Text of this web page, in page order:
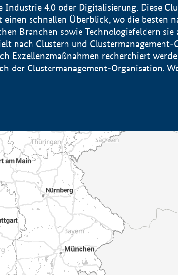
4.0 oder Digitalisierung. Diese
schnellen Überblick, wo die besten
Branchen sowie Technologiefeldern sie
nach Clustern und Clustermanagement-
Exzellenzmaßnahmen recherchiert
der Clustermanagement-Organisation.